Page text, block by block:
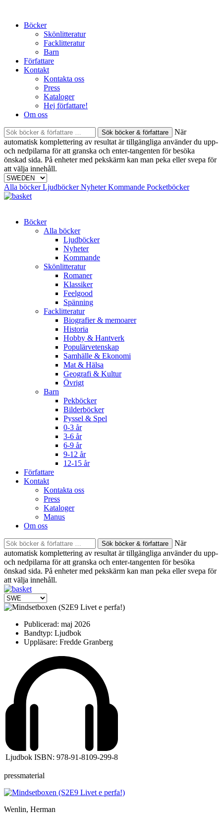
contentBöcker
Skönlitteratur
Facklitteratur
Barn
Författare
Kontakt
Kontakta oss
Press
Kataloger
Hej författare!
Om oss
Sök
böcker
&
författare
efter:
När
automatisk komplettering av resultat är tillgängliga använder du upp-
och nedpilarna för att granska och enter-tangenten för besöka
önskad sida. På enheter med pekskärm kan man peka eller svepa för
att välja innehåll.
Alla böckerLjudböckerNyheterKommande Pocketböcker
Böcker
Alla böcker
Ljudböcker
Nyheter
Kommande
Skönlitteratur
Romaner
Klassiker
Feelgood
Spänning
Facklitteratur
Biografier & memoarer
Historia
Hobby & Hantverk
Populärvetenskap
Samhälle & Ekonomi
Mat & Hälsa
Geografi & Kultur
Övrigt
Barn
Pekböcker
Bilderböcker
Pyssel & Spel
0-3 år
3-6 år
6-9 år
9-12 år
12-15 år
Författare
Kontakt
Kontakta oss
Press
Kataloger
Manus
Om oss
Sök
böcker
&
författare
efter:
När
automatisk komplettering av resultat är tillgängliga använder du upp-
och nedpilarna för att granska och enter-tangenten för besöka
önskad sida. På enheter med pekskärm kan man peka eller svepa för
att välja innehåll.
Publicerad: maj 2026
Bandtyp: Ljudbok
Uppläsare: Fredde Granberg
Ljudbok ISBN: 978-91-8109-299-8
pressmaterial
Wenlin, Herman